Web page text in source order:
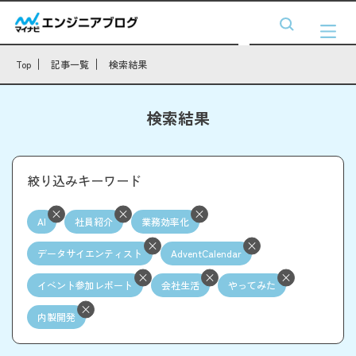
Top 記事一覧 検索結果
検索結果
絞り込みキーワード
AI 社員紹介 業務効率化
データサイエンティスト AdventCalendar
イベント参加レポート 会社生活 やってみた
内製開発